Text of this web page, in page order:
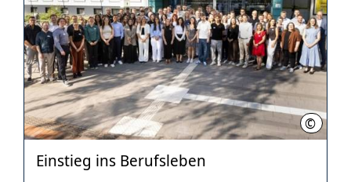
© Region
Einstieg ins Berufsleben